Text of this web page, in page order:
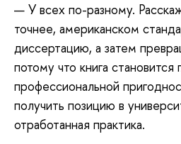
— У всех по-разному.
точнее, американском
диссертацию, а затем
потому что книга
профессиональной
получить позицию в
отработанная практика.